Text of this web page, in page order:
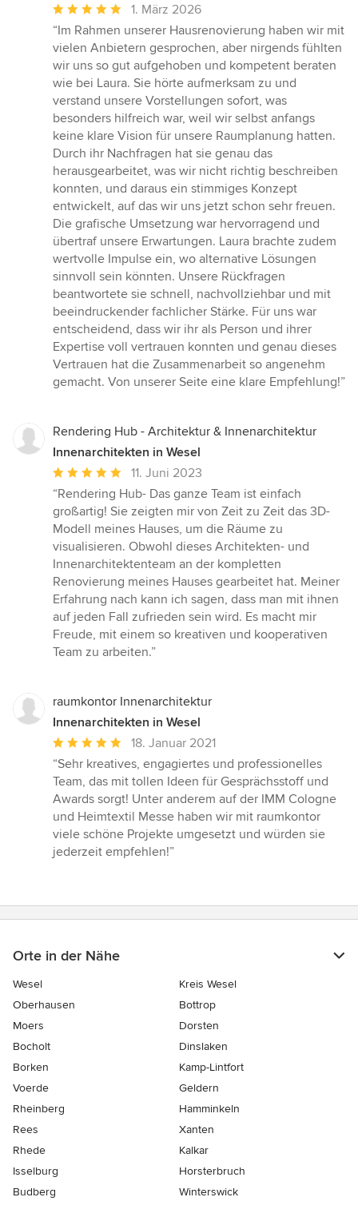
Durchschnittliche
Bewertung:
5
von
5
Sternen
1. März 2026
“Im Rahmen unserer Hausrenovierung haben wir mit
vielen Anbietern gesprochen, aber nirgends fühlten
wir uns so gut aufgehoben und kompetent beraten
wie bei Laura. Sie hörte aufmerksam zu und
verstand unsere Vorstellungen sofort, was
besonders hilfreich war, weil wir selbst anfangs
keine klare Vision für unsere Raumplanung hatten.
Durch ihr Nachfragen hat sie genau das
herausgearbeitet, was wir nicht richtig beschreiben
konnten, und daraus ein stimmiges Konzept
entwickelt, auf das wir uns jetzt schon sehr freuen.
Die grafische Umsetzung war hervorragend und
übertraf unsere Erwartungen. Laura brachte zudem
wertvolle Impulse ein, wo alternative Lösungen
sinnvoll sein könnten. Unsere Rückfragen
beantwortete sie schnell, nachvollziehbar und mit
beeindruckender fachlicher Stärke. Für uns war
entscheidend, dass wir ihr als Person und ihrer
Expertise voll vertrauen konnten und genau dieses
Vertrauen hat die Zusammenarbeit so angenehm
gemacht. Von unserer Seite eine klare Empfehlung!”
Rendering Hub - Architektur & Innenarchitektur
Innenarchitekten in Wesel
Durchschnittliche
Bewertung:
5
von
5
Sternen
11. Juni 2023
“Rendering Hub- Das ganze Team ist einfach
großartig! Sie zeigten mir von Zeit zu Zeit das 3D-
Modell meines Hauses, um die Räume zu
visualisieren. Obwohl dieses Architekten- und
Innenarchitektenteam an der kompletten
Renovierung meines Hauses gearbeitet hat. Meiner
Erfahrung nach kann ich sagen, dass man mit ihnen
auf jeden Fall zufrieden sein wird. Es macht mir
Freude, mit einem so kreativen und kooperativen
Team zu arbeiten.”
raumkontor Innenarchitektur
Innenarchitekten in Wesel
Durchschnittliche
Bewertung:
5
von
5
Sternen
18. Januar 2021
“Sehr kreatives, engagiertes und professionelles
Team, das mit tollen Ideen für Gesprächsstoff und
Awards sorgt! Unter anderem auf der IMM Cologne
und Heimtextil Messe haben wir mit raumkontor
viele schöne Projekte umgesetzt und würden sie
jederzeit empfehlen!”
Orte in der Nähe
Wesel
Kreis Wesel
Oberhausen
Bottrop
Moers
Dorsten
Bocholt
Dinslaken
Borken
Kamp-Lintfort
Voerde
Geldern
Rheinberg
Hamminkeln
Rees
Xanten
Rhede
Kalkar
Isselburg
Horsterbruch
Budberg
Winterswick